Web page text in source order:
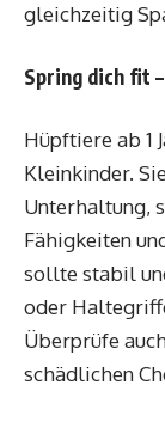
gleichzeitig
Spring dich fit
Hüpftiere ab 1
Kleinkinder.
Unterhaltung,
Fähigkeiten
sollte stabil
oder
Überprüfe
schädlichen